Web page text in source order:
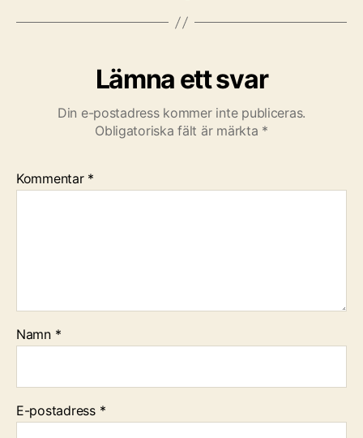
Lämna ett svar
Din e-postadress kommer inte publiceras.
Obligatoriska fält är märkta *
Kommentar *
Namn *
E-postadress *